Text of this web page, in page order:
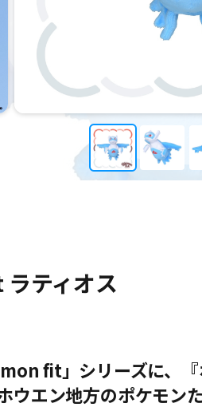
ティオス
fit」シリーズに、
ウエン地方のポケモン